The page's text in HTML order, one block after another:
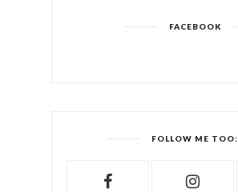
FACEBOOK
FOLLOW ME TOO: